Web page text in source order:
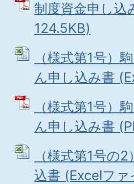
制度資金申し込
124.5KB)
（様式第1号）
ん申し込み書
（様式第1号）
ん申し込み書
（様式第1号の
込書 (Excelフ